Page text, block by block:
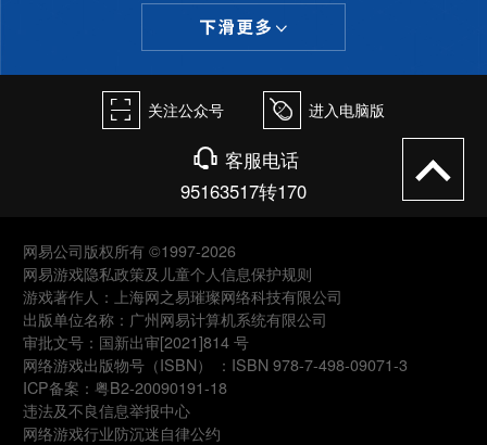
򰀁 关注公众号 򰀄 进入电脑版
򰀃 客服电话
95163517转170
网易公司版权所有 ©1997-2026
网易游戏隐私政策及儿童个人信息保护规则
游戏著作人：上海网之易璀璨网络科技有限公司
出版单位名称：广州网易计算机系统有限公司
审批文号：国新出审[2021]814 号
网络游戏出版物号（ISBN） ：ISBN 978-7-498-09071-3
ICP备案：粤B2-20090191-18
违法及不良信息举报中心
网络游戏行业防沉迷自律公约